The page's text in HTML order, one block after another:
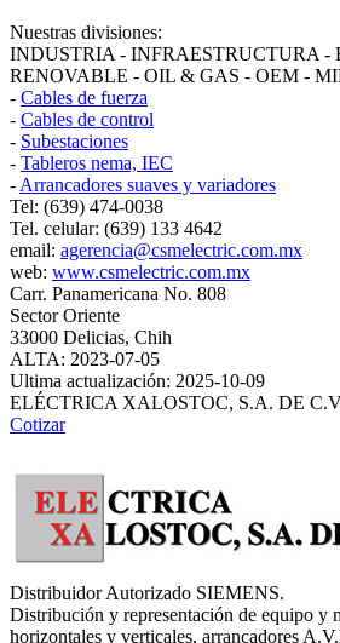
Nuestras divisiones:
INDUSTRIA - INFRAESTRUCTURA -
RENOVABLE - OIL & GAS - OEM -
- Cables de fuerza
- Cables de control
- Subestaciones
- Tableros nema, IEC
- Arrancadores suaves y variadores
Tel: (639) 474-0038
Tel. celular: (639) 133 4642
email: agerencia@csmelectric.com.mx
web: www.csmelectric.com.mx
Carr. Panamericana No. 808
Sector Oriente
33000 Delicias, Chih
ALTA: 2023-07-05
Ultima actualización: 2025-10-09
ELÉCTRICA XALOSTOC, S.A. DE
Cotizar
Distribuidor Autorizado SIEMENS.
Distribución y representación de equipo y
horizontales y verticales, arrancadores